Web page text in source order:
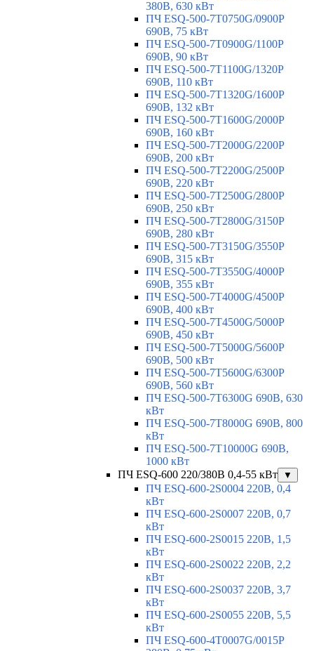
380В, 630 кВт
ПЧ ESQ-500-7T0750G/0900P
690В, 75 кВт
ПЧ ESQ-500-7T0900G/1100P
690В, 90 кВт
ПЧ ESQ-500-7T1100G/1320P
690В, 110 кВт
ПЧ ESQ-500-7T1320G/1600P
690В, 132 кВт
ПЧ ESQ-500-7T1600G/2000P
690В, 160 кВт
ПЧ ESQ-500-7T2000G/2200P
690В, 200 кВт
ПЧ ESQ-500-7T2200G/2500P
690В, 220 кВт
ПЧ ESQ-500-7T2500G/2800P
690В, 250 кВт
ПЧ ESQ-500-7T2800G/3150P
690В, 280 кВт
ПЧ ESQ-500-7T3150G/3550P
690В, 315 кВт
ПЧ ESQ-500-7T3550G/4000P
690В, 355 кВт
ПЧ ESQ-500-7T4000G/4500P
690В, 400 кВт
ПЧ ESQ-500-7T4500G/5000P
690В, 450 кВт
ПЧ ESQ-500-7T5000G/5600P
690В, 500 кВт
ПЧ ESQ-500-7T5600G/6300P
690В, 560 кВт
ПЧ ESQ-500-7T6300G 690В, 630
кВт
ПЧ ESQ-500-7T8000G 690В, 800
кВт
ПЧ ESQ-500-7T10000G 690В,
1000 кВт
ПЧ ESQ-600 220/380В 0,4-55 кВт
▼
ПЧ ESQ-600-2S0004 220В, 0,4
кВт
ПЧ ESQ-600-2S0007 220В, 0,7
кВт
ПЧ ESQ-600-2S0015 220В, 1,5
кВт
ПЧ ESQ-600-2S0022 220В, 2,2
кВт
ПЧ ESQ-600-2S0037 220В, 3,7
кВт
ПЧ ESQ-600-2S0055 220В, 5,5
кВт
ПЧ ESQ-600-4T0007G/0015P